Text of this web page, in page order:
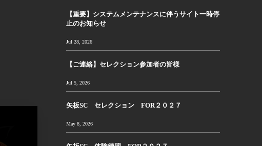
【重要】システムメンテナンスに伴うサイト一時停
止のお知らせ
Jul 28, 2026
【ご連絡】セレクション参加者の皆様
Jul 5, 2026
矢板SC セレクション FOR２０２７
May 8, 2026